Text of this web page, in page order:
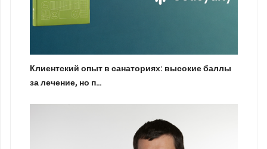
Клиентский опыт в санаториях: высокие баллы
за лечение, но п…